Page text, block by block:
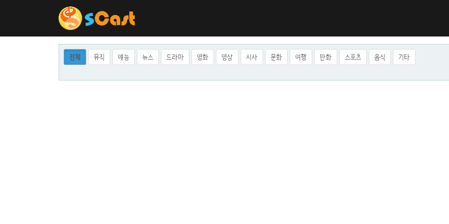
전체 뮤직 얘능 뉴스 드라마 영화 영상 시사 문화 여행 만화 스포츠 음식 기타